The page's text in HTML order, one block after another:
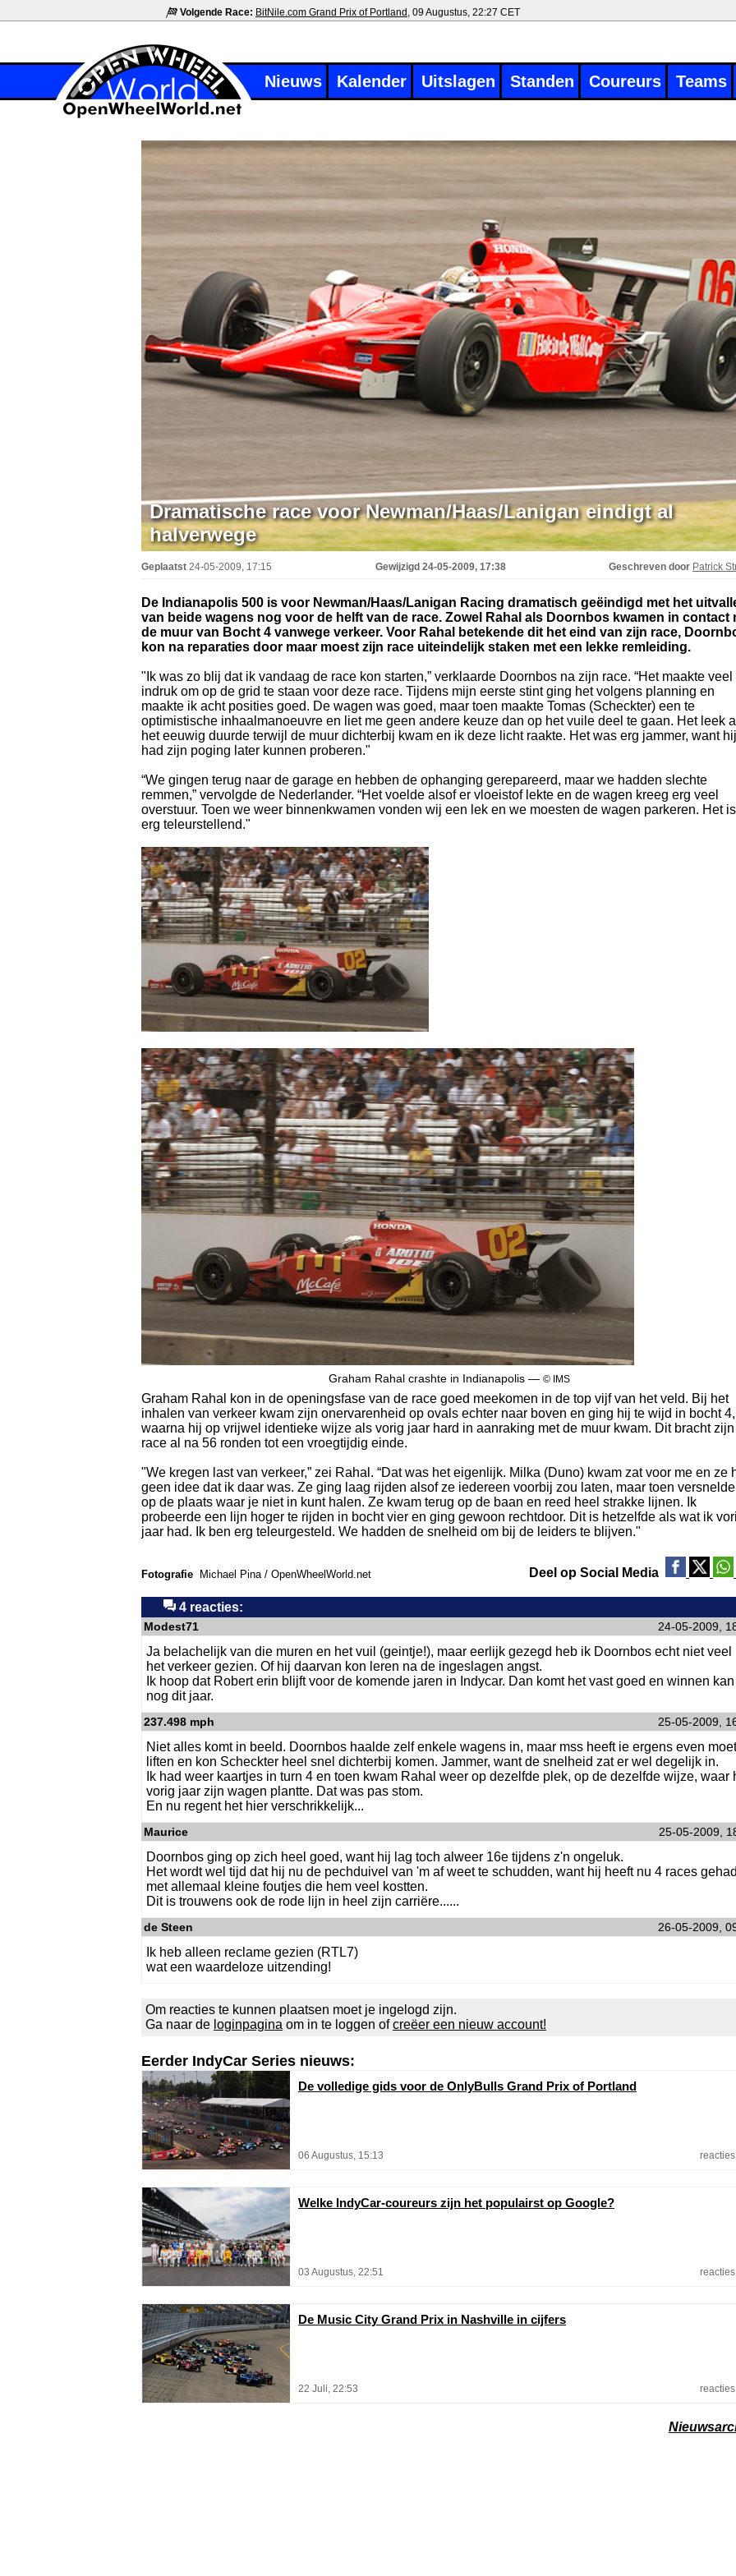
Volgende Race: BitNile.com Grand Prix of Portland , 09 Augustus, 22:27 CET
Nieuws Kalender Uitslagen Standen Coureurs Teams
Dramatische race voor Newman/Haas/Lanigan eindigt al
halverwege
Geplaatst 24-05-2009, 17:15 Gewijzigd 24-05-2009, 17:38 Geschreven door Patrick
De Indianapolis 500 is voor Newman/Haas/Lanigan Racing dramatisch geëindigd met het
van beide wagens nog voor de helft van de race. Zowel Rahal als Doornbos kwamen in contact
de muur van Bocht 4 vanwege verkeer. Voor Rahal betekende dit het eind van zijn race,
kon na reparaties door maar moest zijn race uiteindelijk staken met een lekke remleiding.
"Ik was zo blij dat ik vandaag de race kon starten,” verklaarde Doornbos na zijn race. “Het maakte veel
indruk om op de grid te staan voor deze race. Tijdens mijn eerste stint ging het volgens planning en
maakte ik acht posities goed. De wagen was goed, maar toen maakte Tomas (Scheckter) een te
optimistische inhaalmanoeuvre en liet me geen andere keuze dan op het vuile deel te gaan. Het leek
het eeuwig duurde terwijl de muur dichterbij kwam en ik deze licht raakte. Het was erg jammer, want hij
had zijn poging later kunnen proberen."
“We gingen terug naar de garage en hebben de ophanging gerepareerd, maar we hadden slechte
remmen,” vervolgde de Nederlander. “Het voelde alsof er vloeistof lekte en de wagen kreeg erg veel
overstuur. Toen we weer binnenkwamen vonden wij een lek en we moesten de wagen parkeren. Het is
erg teleurstellend."
Graham Rahal crashte in Indianapolis — © IMS
Graham Rahal kon in de openingsfase van de race goed meekomen in de top vijf van het veld. Bij het
inhalen van verkeer kwam zijn onervarenheid op ovals echter naar boven en ging hij te wijd in bocht 4,
waarna hij op vrijwel identieke wijze als vorig jaar hard in aanraking met de muur kwam. Dit bracht zijn
race al na 56 ronden tot een vroegtijdig einde.
"We kregen last van verkeer,” zei Rahal. “Dat was het eigenlijk. Milka (Duno) kwam zat voor me en ze
geen idee dat ik daar was. Ze ging laag rijden alsof ze iedereen voorbij zou laten, maar toen
op de plaats waar je niet in kunt halen. Ze kwam terug op de baan en reed heel strakke lijnen. Ik
probeerde een lijn hoger te rijden in bocht vier en ging gewoon rechtdoor. Dit is hetzelfde als wat ik
jaar had. Ik ben erg teleurgesteld. We hadden de snelheid om bij de leiders te blijven."
Fotografie Michael Pina / OpenWheelWorld.net Deel op Social Media
4 reacties:
Modest71 24-05-2009,
Ja belachelijk van die muren en het vuil (geintje!), maar eerlijk gezegd heb ik Doornbos echt niet veel
het verkeer gezien. Of hij daarvan kon leren na de ingeslagen angst.
Ik hoop dat Robert erin blijft voor de komende jaren in Indycar. Dan komt het vast goed en winnen
nog dit jaar.
237.498 mph 25-05-2009,
Niet alles komt in beeld. Doornbos haalde zelf enkele wagens in, maar mss heeft ie ergens even
liften en kon Scheckter heel snel dichterbij komen. Jammer, want de snelheid zat er wel degelijk in.
Ik had weer kaartjes in turn 4 en toen kwam Rahal weer op dezelfde plek, op de dezelfde wijze, waar
vorig jaar zijn wagen plantte. Dat was pas stom.
En nu regent het hier verschrikkelijk...
Maurice 25-05-2009,
Doornbos ging op zich heel goed, want hij lag toch alweer 16e tijdens z'n ongeluk.
Het wordt wel tijd dat hij nu de pechduivel van 'm af weet te schudden, want hij heeft nu 4 races
met allemaal kleine foutjes die hem veel kostten.
Dit is trouwens ook de rode lijn in heel zijn carriëre......
de Steen 26-05-2009,
Ik heb alleen reclame gezien (RTL7)
wat een waardeloze uitzending!
Om reacties te kunnen plaatsen moet je ingelogd zijn.
Ga naar de loginpagina om in te loggen ofcreëer een nieuw account!
Eerder IndyCar Series nieuws:
De volledige gids voor de OnlyBulls Grand Prix of Portland
06 Augustus, 15:13
Welke IndyCar-coureurs zijn het populairst op Google?
03 Augustus, 22:51
De Music City Grand Prix in Nashville in cijfers
22 Juli, 22:53